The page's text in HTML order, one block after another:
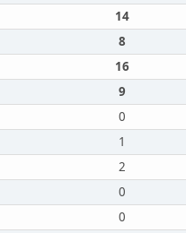
14
8
16
9
0
1
2
0
0